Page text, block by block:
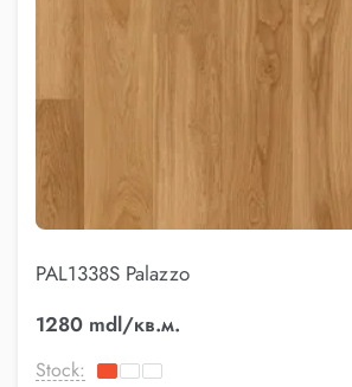
PAL1338S Palazzo
1280 mdl/кв.м.
Stock: